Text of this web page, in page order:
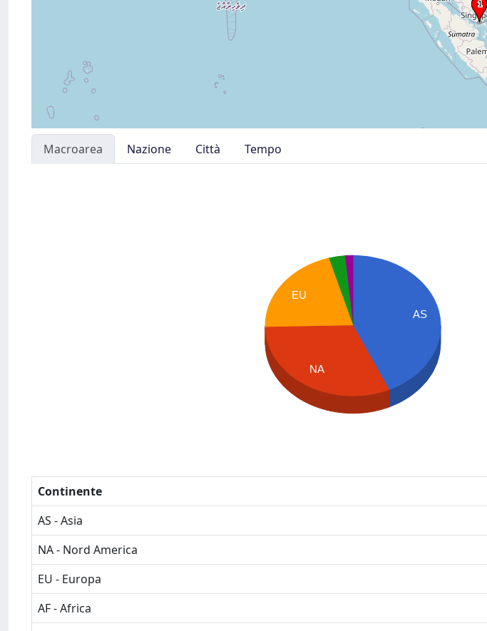
Macroarea Nazione Città
Tempo
AS
EU
NA
Continente
AS - Asia
NA - Nord America
EU - Europa
AF - Africa